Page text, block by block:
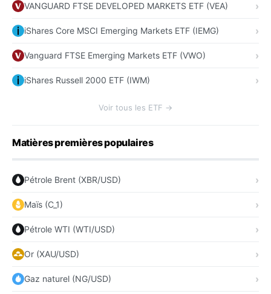
VANGUARD FTSE DEVELOPED MARKETS ETF (VEA)
iShares Core MSCI Emerging Markets ETF (IEMG)
Vanguard FTSE Emerging Markets ETF (VWO)
iShares Russell 2000 ETF (IWM)
Voir tous les ETF →
Matières premières populaires
Pétrole Brent (XBR/USD)
Maïs (C_1)
Pétrole WTI (WTI/USD)
Or (XAU/USD)
Gaz naturel (NG/USD)